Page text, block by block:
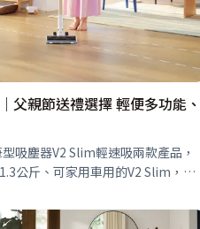
父親節送禮選擇 輕便多功能、
吸塵器V2 Slim輕速吸兩款產品，
公斤、可家用車用的V2 Slim，以